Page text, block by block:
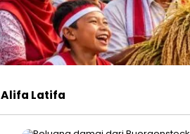
Alifa Latifa